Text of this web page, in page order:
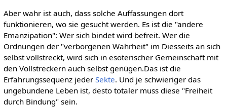
Aber wahr ist auch, dass solche Auffassungen dort
funktionieren, wo sie gesucht werden. Es ist die "andere
Emanzipation": Wer sich bindet wird befreit. Wer die
Ordnungen der "verborgenen Wahrheit" im Diesseits an sich
selbst vollstreckt, wird sich in esoterischer Gemeinschaft mit
den Vollstreckern auch selbst genügen.Das ist die
Erfahrungssequenz jeder Sekte. Und je schwieriger das
ungebundene Leben ist, desto totaler muss diese "Freiheit
durch Bindung" sein.